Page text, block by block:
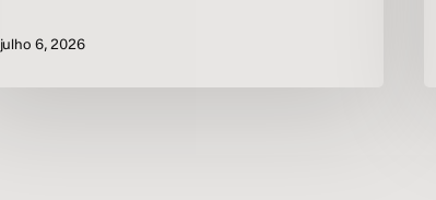
julho 6, 2026